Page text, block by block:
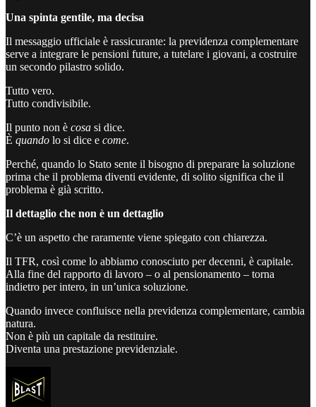
Una spinta gentile, ma decisa
Il messaggio ufficiale è rassicurante: la previdenza complementare
serve a integrare le pensioni future, a tutelare i giovani, a costruire
un secondo pilastro solido.
Tutto vero.
Tutto condivisibile.
Il punto non è cosa si dice.
È quando lo si dice e come.
Perché, quando lo Stato sente il bisogno di preparare la soluzione
prima che il problema diventi evidente, di solito significa che il
problema è già scritto.
Il dettaglio che non è un dettaglio
C’è un aspetto che raramente viene spiegato con chiarezza.
Il TFR, così come lo abbiamo conosciuto per decenni, è capitale.
Alla fine del rapporto di lavoro – o al pensionamento – torna
indietro per intero, in un’unica soluzione.
Quando invece confluisce nella previdenza complementare, cambia
natura.
Non è più un capitale da restituire.
Diventa una prestazione previdenziale.